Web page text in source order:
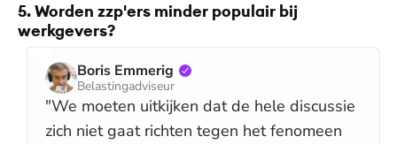
5. Worden zzp'ers minder populair bij
werkgevers?
Boris Emmerig
Belastingadviseur
"We moeten uitkijken dat de hele discussie
zich niet gaat richten tegen het fenomeen